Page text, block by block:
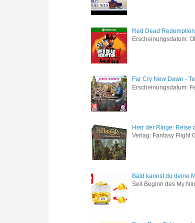
Red Dead
Erscheinungsdatum:
Far Cry New Dawn -
Erscheinungsdatum:
Herr der Ringe: Reise
Verlag: Fantasy Flight
Bald kannst du deine
Seit Beginn des My